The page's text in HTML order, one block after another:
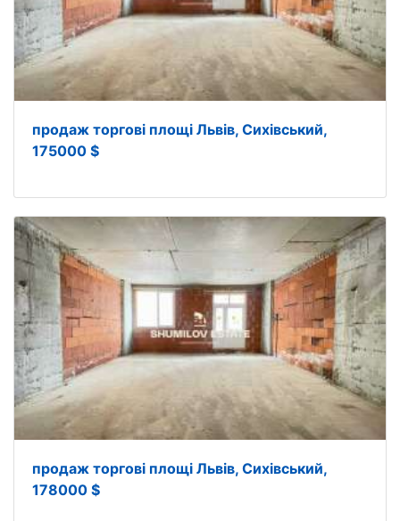
продаж торгові площі Львів, Сихівський,
175000 $
продаж торгові площі Львів, Сихівський,
178000 $